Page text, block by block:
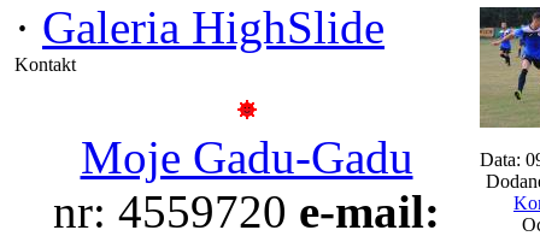
· Galeria HighSlide
Kontakt
Moje Gadu-Gadu
nr: 4559720 e-mail:
Data: